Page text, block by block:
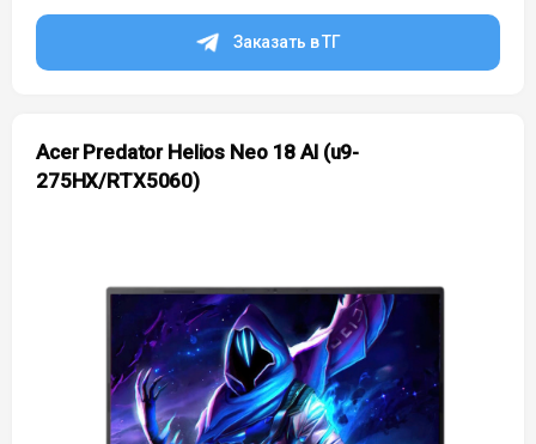
Заказать в ТГ
Acer Predator Helios Neo 18 AI (u9-
275HX/RTX5060)